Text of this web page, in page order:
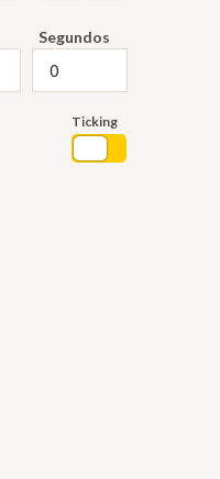
Segundos
Ticking